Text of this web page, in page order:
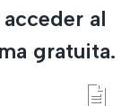
al
gratuita.